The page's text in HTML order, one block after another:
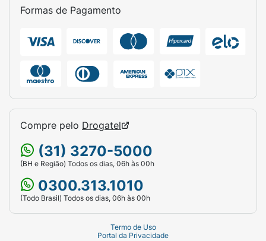
Formas de Pagamento
Compre pelo Drogatel
(31) 3270-5000
(BH e Região) Todos os dias, 06h às 00h
0300.313.1010
(Todo Brasil) Todos os dias, 06h às 00h
Termo de Uso
Portal da Privacidade